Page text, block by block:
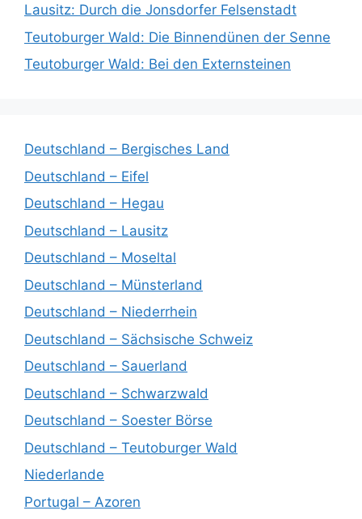
Lausitz: Durch die Jonsdorfer Felsenstadt
Teutoburger Wald: Die Binnendünen der Senne
Teutoburger Wald: Bei den Externsteinen
Deutschland – Bergisches Land
Deutschland – Eifel
Deutschland – Hegau
Deutschland – Lausitz
Deutschland – Moseltal
Deutschland – Münsterland
Deutschland – Niederrhein
Deutschland – Sächsische Schweiz
Deutschland – Sauerland
Deutschland – Schwarzwald
Deutschland – Soester Börse
Deutschland – Teutoburger Wald
Niederlande
Portugal – Azoren